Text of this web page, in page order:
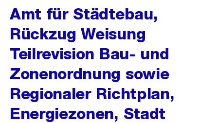
Amt für Städtebau,
Rückzug Weisung
Teilrevision Bau- und
Zonenordnung sowie
Regionaler Richtplan,
Energiezonen, Stadt